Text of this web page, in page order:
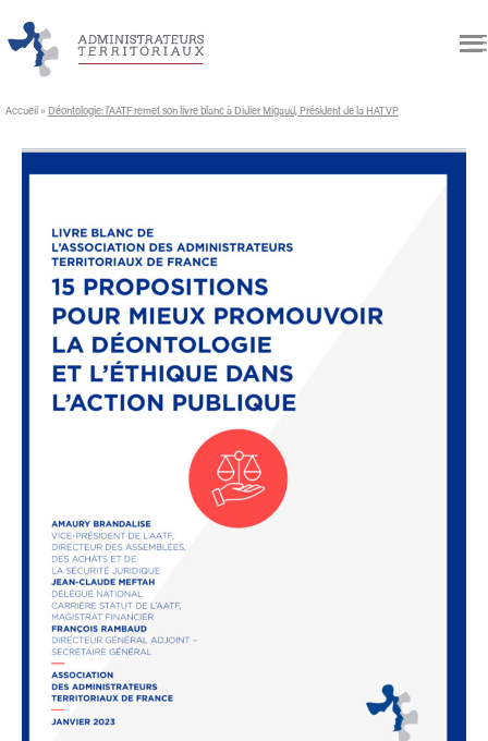
Accueil » Déontologie: l’AATF remet son livre blanc à Didier Migaud, Président de la HATVP